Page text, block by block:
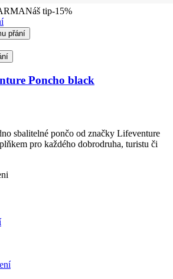
Náš tip-15%
přání
Poncho black
sbalitelné pončo od značky Lifeventure
pro každého dobrodruha, turistu či